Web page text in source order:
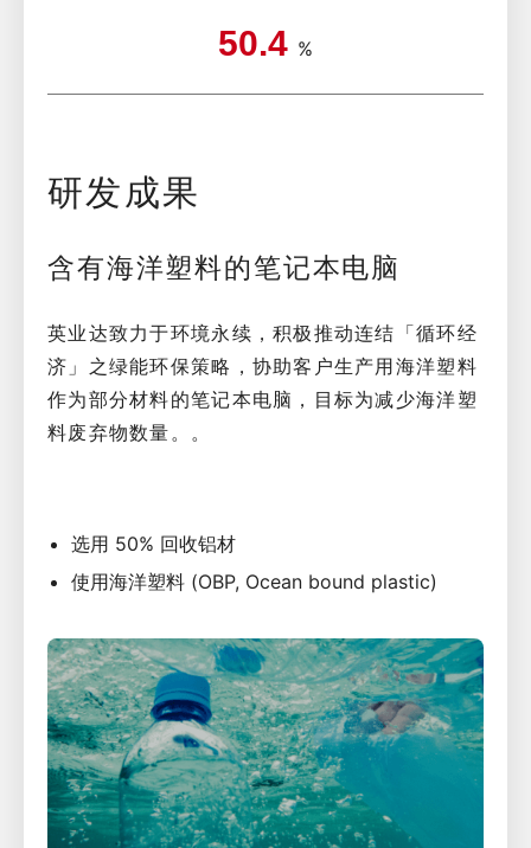
50.4 %
研发成果
含有海洋塑料的笔记本电脑
英业达致力于环境永续，积极推动连结「循环经
济」之绿能环保策略，协助客户生产用海洋塑料
作为部分材料的笔记本电脑，目标为减少海洋塑
料废弃物数量。。
选用 50% 回收铝材
使用海洋塑料 (OBP, Ocean bound plastic)